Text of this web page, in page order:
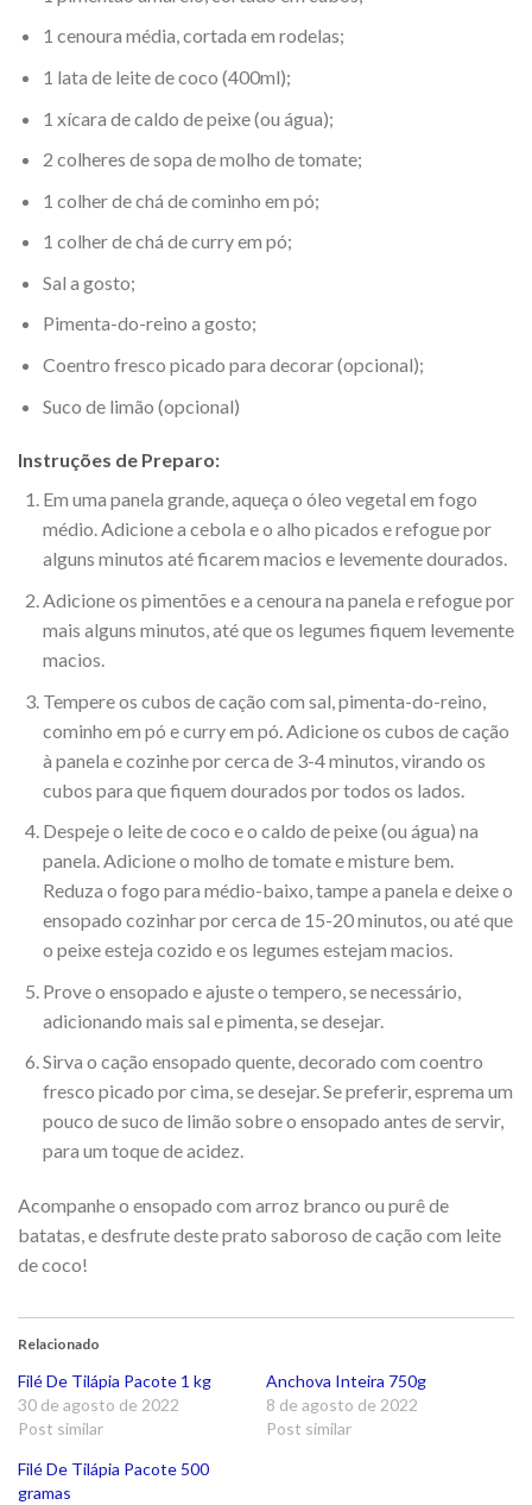
1 cenoura média, cortada em rodelas;
1 lata de leite de coco (400ml);
1 xícara de caldo de peixe (ou água);
2 colheres de sopa de molho de tomate;
1 colher de chá de cominho em pó;
1 colher de chá de curry em pó;
Sal a gosto;
Pimenta-do-reino a gosto;
Coentro fresco picado para decorar (opcional);
Suco de limão (opcional)
Instruções de Preparo:
Em uma panela grande, aqueça o óleo vegetal em fogo
médio. Adicione a cebola e o alho picados e refogue por
alguns minutos até ficarem macios e levemente dourados.
Adicione os pimentões e a cenoura na panela e refogue por
mais alguns minutos, até que os legumes fiquem levemente
macios.
Tempere os cubos de cação com sal, pimenta-do-reino,
cominho em pó e curry em pó. Adicione os cubos de cação
à panela e cozinhe por cerca de 3-4 minutos, virando os
cubos para que fiquem dourados por todos os lados.
Despeje o leite de coco e o caldo de peixe (ou água) na
panela. Adicione o molho de tomate e misture bem.
Reduza o fogo para médio-baixo, tampe a panela e deixe o
ensopado cozinhar por cerca de 15-20 minutos, ou até que
o peixe esteja cozido e os legumes estejam macios.
Prove o ensopado e ajuste o tempero, se necessário,
adicionando mais sal e pimenta, se desejar.
Sirva o cação ensopado quente, decorado com coentro
fresco picado por cima, se desejar. Se preferir, esprema um
pouco de suco de limão sobre o ensopado antes de servir,
para um toque de acidez.
Acompanhe o ensopado com arroz branco ou purê de
batatas, e desfrute deste prato saboroso de cação com leite
de coco!
Relacionado
Filé De Tilápia Pacote 1 kg
30 de agosto de 2022
Post similar
Anchova Inteira 750g
8 de agosto de 2022
Post similar
Filé De Tilápia Pacote 500
gramas